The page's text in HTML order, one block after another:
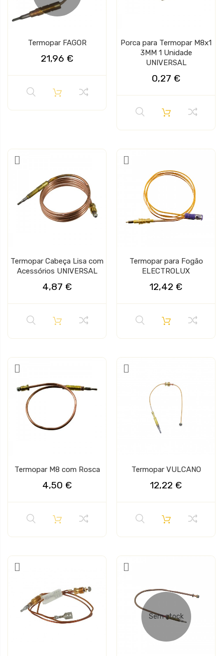
Termopar FAGOR
21,96 €
Porca para Termopar M8x1
3MM 1 Unidade
UNIVERSAL
0,27 €
Termopar Cabeça Lisa com
Acessórios UNIVERSAL
4,87 €
Termopar para Fogão
ELECTROLUX
12,42 €
Termopar M8 com Rosca
4,50 €
Termopar VULCANO
12,22 €
Sem stock